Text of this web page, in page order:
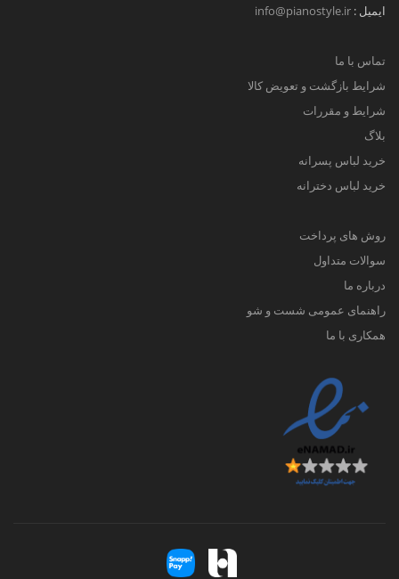
ایمیل : info@pianostyle.ir
تماس با ما
شرایط بازگشت و تعویض کالا
شرایط و مقررات
بلاگ
خرید لباس پسرانه
خرید لباس دخترانه
روش های پرداخت
سوالات متداول
درباره ما
راهنمای عمومی شست و شو
همکاری با ما